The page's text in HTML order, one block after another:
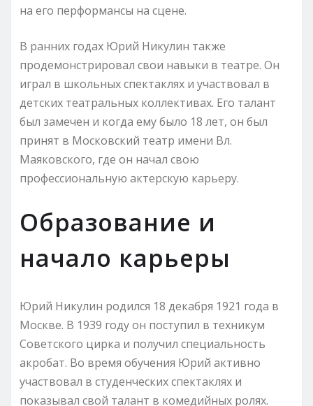
на его перформансы на сцене.
В ранних годах Юрий Никулин также
продемонстрировал свои навыки в театре. Он
играл в школьных спектаклях и участвовал в
детских театральных коллективах. Его талант
был замечен и когда ему было 18 лет, он был
принят в Московский театр имени Вл.
Маяковского, где он начал свою
профессиональную актерскую карьеру.
Образование и
начало карьеры
Юрий Никулин родился 18 декабря 1921 года в
Москве. В 1939 году он поступил в техникум
Советского цирка и получил специальность
акробат. Во время обучения Юрий активно
участвовал в студенческих спектаклях и
показывал свой талант в комедийных ролях.